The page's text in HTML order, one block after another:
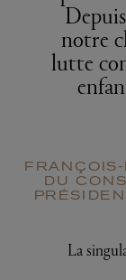
notre
lutte
DU
La